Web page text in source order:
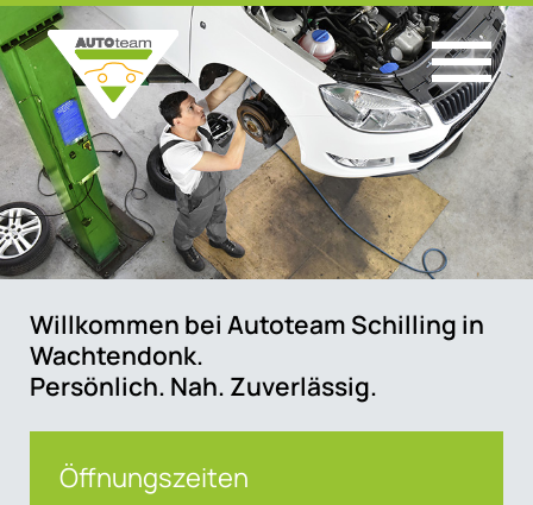
Willkommen bei Autoteam Schilling in
Wachtendonk.
Persönlich. Nah. Zuverlässig.
Öffnungszeiten